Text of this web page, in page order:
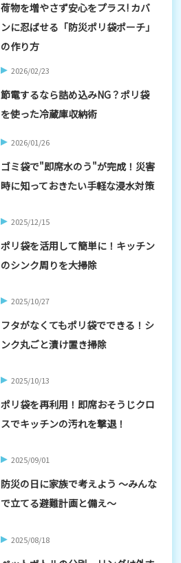
荷物を増やさず安心をプラス! カバ
ンに忍ばせる「防災ポリ袋ポーチ」
の作り方
2026/02/23
節電するなら詰め込みNG？ポリ袋
を使った冷蔵庫収納術
2026/01/26
ゴミ袋で"即席水のう"が完成！災害
時に知っておきたい手軽な浸水対策
2025/12/15
ポリ袋を活用して簡単に！キッチン
のシンク周りを大掃除
2025/10/27
フタがなくてもポリ袋でできる！シ
ンク丸ごと漬け置き掃除
2025/10/13
ポリ袋を再利用！即席おそうじクロ
スでキッチンの汚れを撃退！
2025/09/01
防災の日に家族で考えよう ～みんな
で立てる避難計画と備え～
2025/08/18